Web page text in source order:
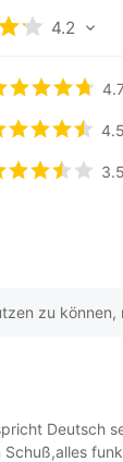
4.2/5
4.2
4.7
4.5
4.5
3.5
3.5
zu
Deutsch